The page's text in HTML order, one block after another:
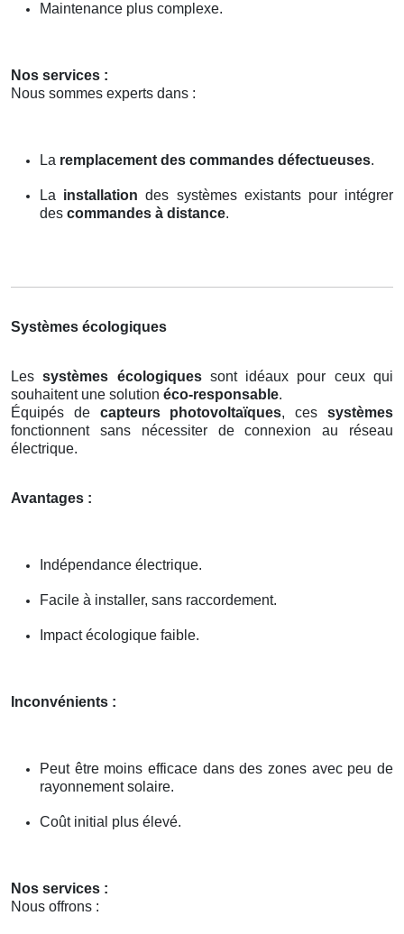
Maintenance plus complexe.
Nos services :
Nous sommes experts dans :
La remplacement des commandes défectueuses.
La installation des systèmes existants pour intégrer
des commandes à distance.
Systèmes écologiques
Lessystèmes écologiquessont idéaux pour ceux qui
souhaitent une solution éco-responsable.
Équipés de capteurs photovoltaïques, cessystèmes
fonctionnent sans nécessiter de connexion au réseau
électrique.
Avantages :
Indépendance électrique.
Facile à installer, sans raccordement.
Impact écologique faible.
Inconvénients :
Peut être moins efficace dans des zones avec peu de
rayonnement solaire.
Coût initial plus élevé.
Nos services :
Nous offrons :